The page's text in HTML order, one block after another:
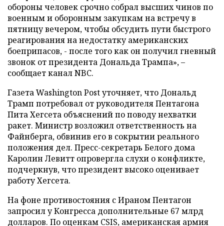
обороны человек срочно собрал высших чинов по
военным и оборонным закупкам на встречу в
пятницу вечером, чтобы обсудить пути быстрого
реагирования на недостатку американских
боеприпасов, - после того как он получил гневный
звонок от президента Дональда Трампа», –
сообщает канал NBC.
Газета Washington Post уточняет, что Дональд
Трамп потребовал от руководителя Пентагона
Пита Хегсета объяснений по поводу нехватки
ракет. Министр возложил ответственность на
Файнберга, обвинив его в сокрытии реального
положения дел. Пресс-секретарь Белого дома
Каролин Левитт опровергла слухи о конфликте,
подчеркнув, что президент высоко оценивает
работу Хегсета.
На фоне противостояния с Ираном Пентагон
запросил у Конгресса дополнительные 67 млрд
долларов. По оценкам CSIS, американская армия